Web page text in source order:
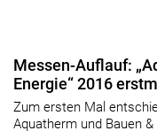
Messen-Auflauf:
Energie“ 2016
Zum ersten Mal
Aquatherm und Bauen